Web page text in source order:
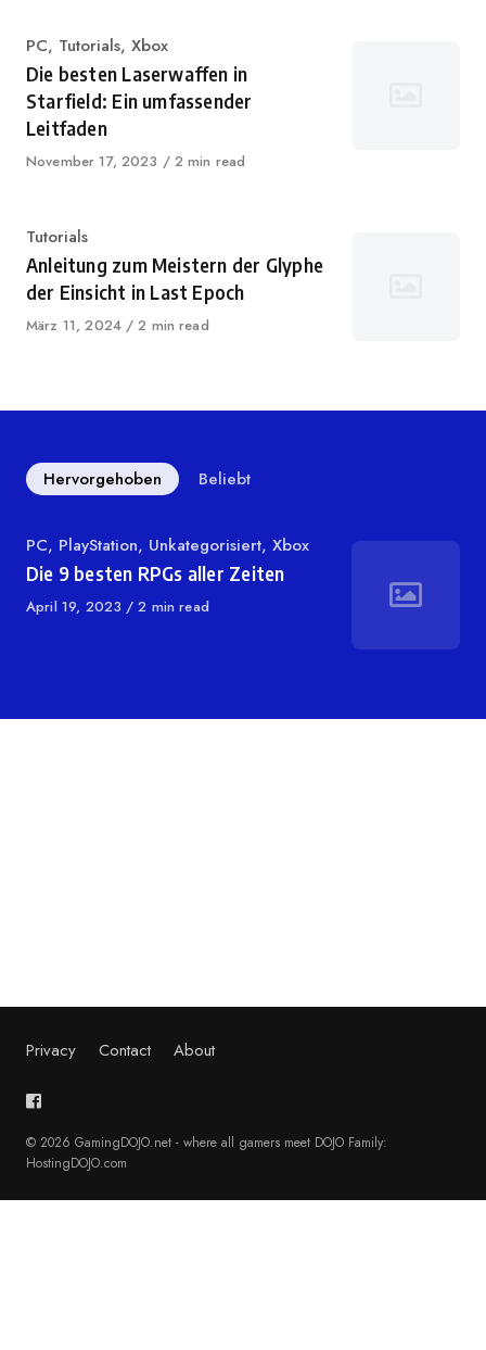
Kategorie
PC, Tutorials, Xbox
Die besten Laserwaffen in
Starfield: Ein umfassender
Leitfaden
Veröffentlicht
November 17, 2023 2 min read
Kategorie
Tutorials
Anleitung zum Meistern der Glyphe
der Einsicht in Last Epoch
Veröffentlicht
März 11, 2024 2 min read
Hervorgehoben Beliebt
Kategorie
PC, PlayStation, Unkategorisiert, Xbox
Die 9 besten RPGs aller Zeiten
Veröffentlicht
April 19, 2023 2 min read
Privacy Contact About
© 2026 GamingDOJO.net - where all gamers meet DOJO Family:
HostingDOJO.com